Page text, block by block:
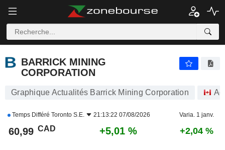
BARRICK MINING
CORPORATION
Graphique Actualités Barrick Mining Corporation
Temps Différé Toronto S.E. 21:13:22 07/08/2026 Varia. 1 janv.
60,99 CAD +5,01 % +2,04 %